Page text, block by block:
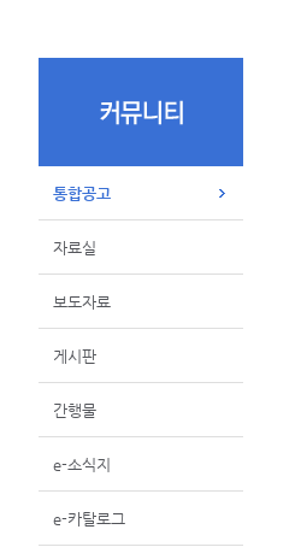
통합공고
자료실
보도자료
게시판
간행물
e-소식지
e-카탈로그